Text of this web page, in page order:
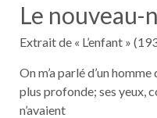
Le nouveau-
Extrait de « L’enfant »
On m’a parlé d’un
plus profonde; ses yeux,
n’avaient